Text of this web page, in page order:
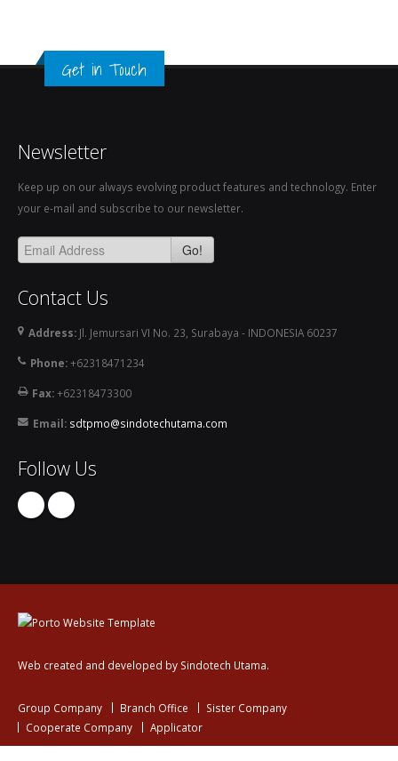
Get in Touch
Newsletter
Keep up on our always evolving product features and technology. Enter
your e-mail and subscribe to our newsletter.
Go!
Contact Us
Address: Jl. Jemursari VI No. 23, Surabaya - INDONESIA 60237
Phone:+62318471234
Fax:+62318473300
Email: sdtpmo@sindotechutama.com
Follow Us
Web created and developed by Sindotech Utama.
Group Company Branch Office
Sister Company
Cooperate Company
Applicator